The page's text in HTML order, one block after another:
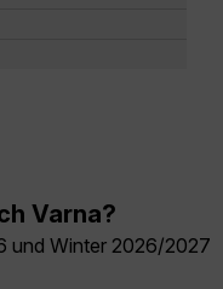
Varna?
und Winter 2026/2027